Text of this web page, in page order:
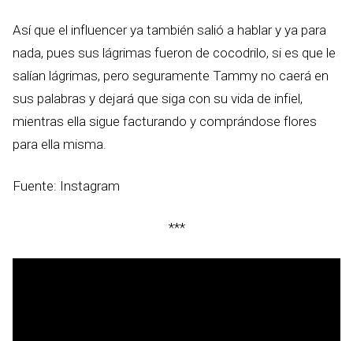
Así que el influencer ya también salió a hablar y ya para
nada, pues sus lágrimas fueron de cocodrilo, si es que le
salían lágrimas, pero seguramente Tammy no caerá en
sus palabras y dejará que siga con su vida de infiel,
mientras ella sigue facturando y comprándose flores
para ella misma.
Fuente: Instagram
***